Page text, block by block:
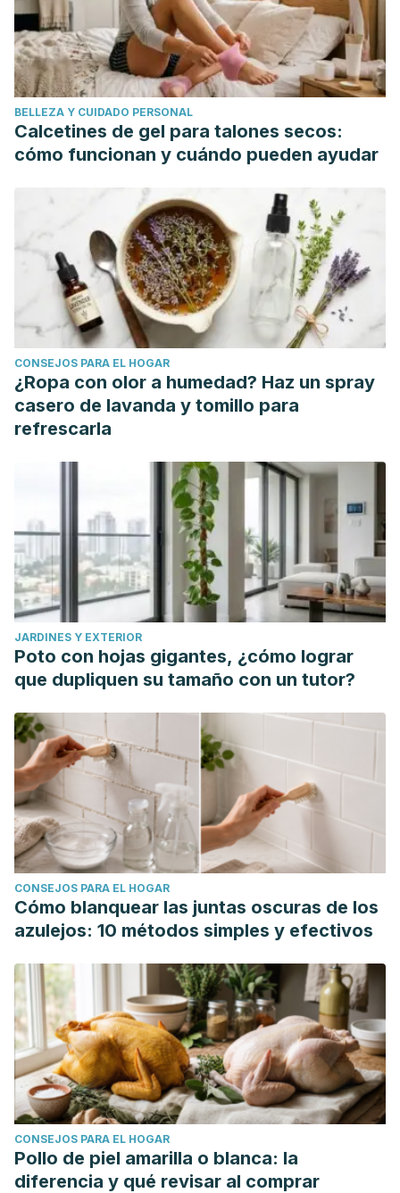
Neuman, A. (2016). Diagnosis and management of diabetes:
Synopsis of the 2016 American diabetes association
standards of medical care in diabetes. Annals of Internal
Medicine.
Ajila, C. M., Naidu, K. A., Bhat, S. G., & Rao, U. J. S. P. (2007).
Bioactive compounds and antioxidant potential of mango
peel extract. Food Chemistry.
Masibo, M., & Qian, H. (2008). Major mango polyphenols
and their potential significance to human health.
Comprehensive Reviews in Food Science and Food Safety.
Noratto, G. D., Bertoldi, M. C., Krenek, K., Talcott, S. T.,
Stringheta, P. C., & Mertens-Talcott, S. U. (2010).
Anticarcinogenic effects of polyphenolics from mango
(Mangifera indica) varieties.Journal of Agricultural and
Food Chemistry ,58(7), 4104–4112.
BELLEZA Y CUIDADO PERSONAL
Calcetines de gel para talones secos:
cómo funcionan y cuándo pueden ayudar
CONSEJOS PARA EL HOGAR
¿Ropa con olor a humedad? Haz un spray
casero de lavanda y tomillo para
refrescarla
JARDINES Y EXTERIOR
Poto con hojas gigantes, ¿cómo lograr
que dupliquen su tamaño con un tutor?
CONSEJOS PARA EL HOGAR
Cómo blanquear las juntas oscuras de los
azulejos: 10 métodos simples y efectivos
CONSEJOS PARA EL HOGAR
Pollo de piel amarilla o blanca: la
diferencia y qué revisar al comprar